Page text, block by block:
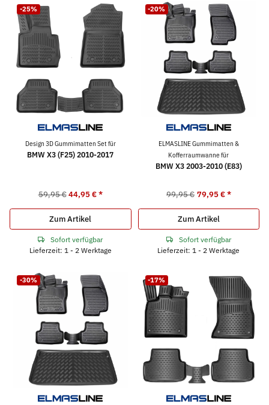
-25%
Design 3D Gummimatten Set für
BMW X3 (F25) 2010-2017
59,95 € 44,95 €*
Zum Artikel
Sofort verfügbar
Lieferzeit: 1 - 2 Werktage
-20%
ELMASLINE Gummimatten &
Kofferraumwanne für
BMW X3 2003-2010 (E83)
99,95 € 79,95 €*
Zum Artikel
Sofort verfügbar
Lieferzeit: 1 - 2 Werktage
-30% -17%